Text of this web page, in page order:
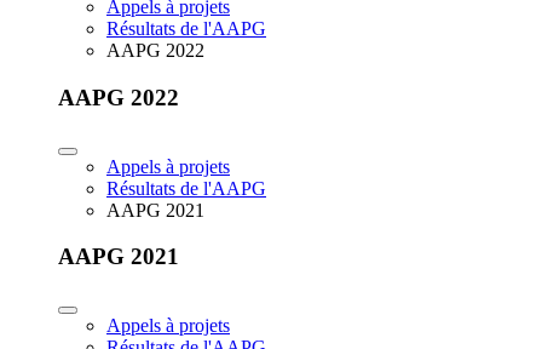
Appels à projets
Résultats de l'AAPG
AAPG 2022
AAPG 2022
Appels à projets
Résultats de l'AAPG
AAPG 2021
AAPG 2021
Appels à projets